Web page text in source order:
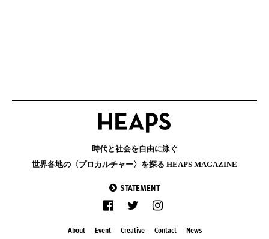
時代と社会を自由に泳ぐ
世界各地の〈プロカルチャー〉を探る HEAPS MAGAZINE
STATEMENT
About Event Creative Contact News